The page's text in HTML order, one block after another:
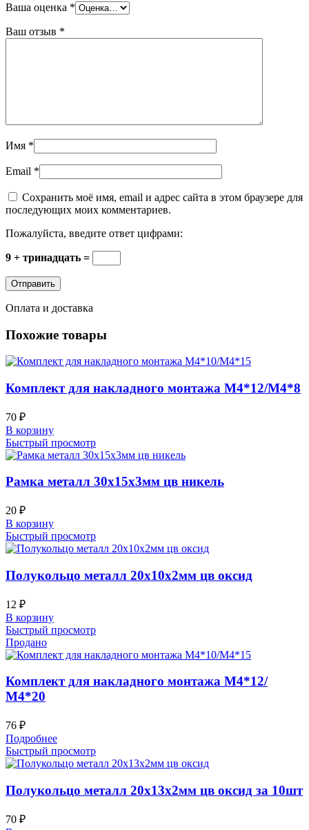
Ваша оценка *
Ваш отзыв *
Имя *
Email *
Сохранить моё имя, email и адрес сайта в этом браузере для
последующих моих комментариев.
Пожалуйста, введите ответ цифрами:
9 + тринадцать =
Оплата и доставка
Похожие товары
Комплект для накладного монтажа М4*12/М4*8
70 ₽
В корзину
Быстрый просмотр
Рамка металл 30х15х3мм цв никель
20 ₽
В корзину
Быстрый просмотр
Полукольцо металл 20х10х2мм цв оксид
12 ₽
В корзину
Быстрый просмотр
Продано
Комплект для накладного монтажа М4*12/
М4*20
76 ₽
Подробнее
Быстрый просмотр
Полукольцо металл 20х13х2мм цв оксид за 10шт
70 ₽